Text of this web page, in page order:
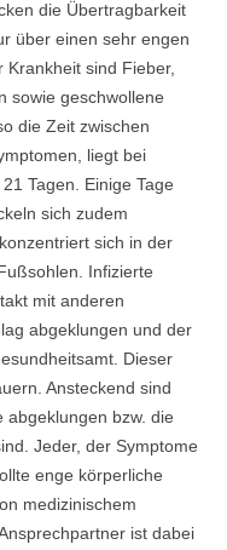
die Übertragbarkeit
über einen sehr engen
sind Fieber,
sowie geschwollene
die Zeit zwischen
liegt bei
Tagen. Einige Tage
sich zudem
sich in der
Infizierte
mit anderen
abgeklungen und der
Dieser
Ansteckend sind
abgeklungen bzw. die
Jeder, der Symptome
enge körperliche
medizinischem
ist dabei